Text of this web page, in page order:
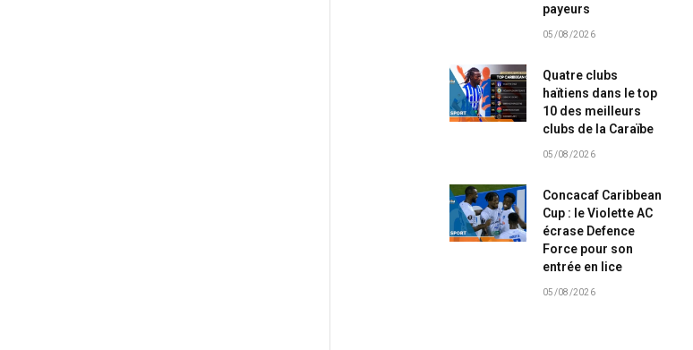
payeurs
05/08/2026
Quatre clubs
haïtiens dans le top
10 des meilleurs
clubs de la Caraïbe
05/08/2026
Concacaf Caribbean
Cup : le Violette AC
écrase Defence
Force pour son
entrée en lice
05/08/2026